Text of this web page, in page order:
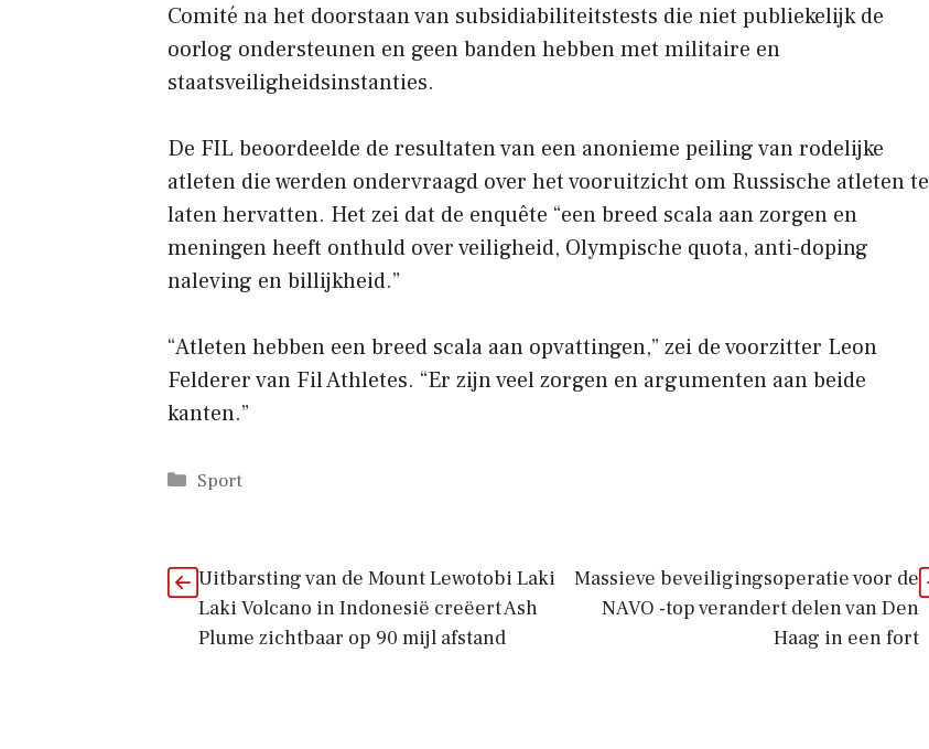
Comité na het doorstaan ​​van subsidiabiliteitstests die niet publiekelijk de
oorlog ondersteunen en geen banden hebben met militaire en
staatsveiligheidsinstanties.
De FIL beoordeelde de resultaten van een anonieme peiling van rodelijke
atleten die werden ondervraagd over het vooruitzicht om Russische atleten te
laten hervatten. Het zei dat de enquête “een breed scala aan zorgen en
meningen heeft onthuld over veiligheid, Olympische quota, anti-doping
naleving en billijkheid.”
“Atleten hebben een breed scala aan opvattingen,” zei de voorzitter Leon
Felderer van Fil Athletes. “Er zijn veel zorgen en argumenten aan beide
kanten.”
Categorieën
Sport
Uitbarsting van de Mount Lewotobi Laki
Laki Volcano in Indonesië creëert Ash
Plume zichtbaar op 90 mijl afstand
Massieve beveiligingsoperatie voor de
NAVO -top verandert delen van Den
Haag in een fort